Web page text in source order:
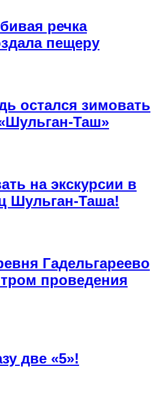
речка
пещеру
остался зимовать
Таш»
на экскурсии в
Шульган-Таша!
Гадельгареево
проведения
две «5»!